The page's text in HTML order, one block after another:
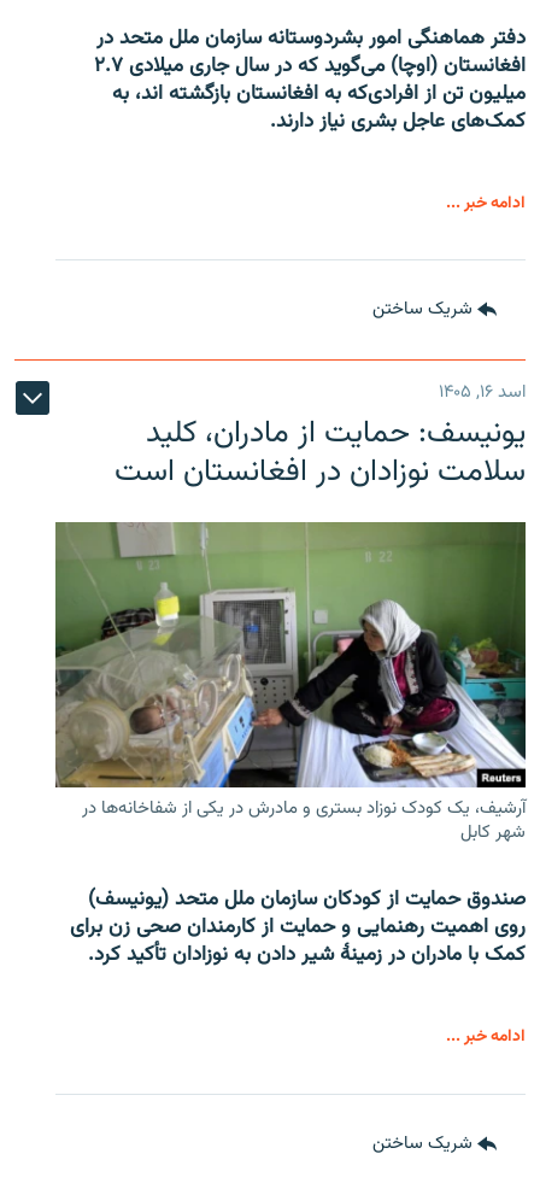
دفتر هماهنگی امور بشردوستانه سازمان ملل متحد در
افغانستان (اوچا) می‌گوید که در سال جاری میلادی ۲.۷
میلیون تن از افرادی‌که به افغانستان بازگشته اند، به
کمک‌های عاجل بشری نیاز دارند.
ادامه خبر ...
شریک ساختن
اسد ۱۶, ۱۴۰۵
یونیسف: حمایت از مادران، کلید
سلامت نوزادان در افغانستان است
آرشیف، یک کودک نوزاد بستری و مادرش در یکی از شفاخانه‌ها در
شهر کابل
صندوق حمایت از کودکان سازمان ملل متحد (یونیسف)
روی اهمیت رهنمایی و حمایت از کارمندان صحی زن برای
کمک با مادران در زمینۀ شیر دادن به نوزادان تأکید کرد.
ادامه خبر ...
شریک ساختن